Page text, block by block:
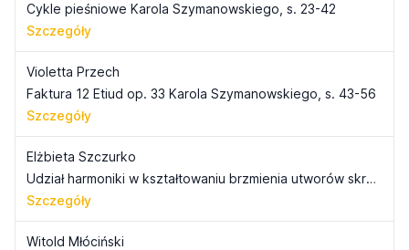
Cykle pieśniowe Karola Szymanowskiego, s. 23-42
Szczegóły
Violetta Przech
Faktura 12 Etiud op. 33 Karola Szymanowskiego, s. 43-56
Szczegóły
Elżbieta Szczurko
Udział harmoniki w kształtowaniu brzmienia utworów skrzypcowych drugiego okresu twórczości Karola Szymanowskiego, s. 57-78
Szczegóły
Witold Młóciński